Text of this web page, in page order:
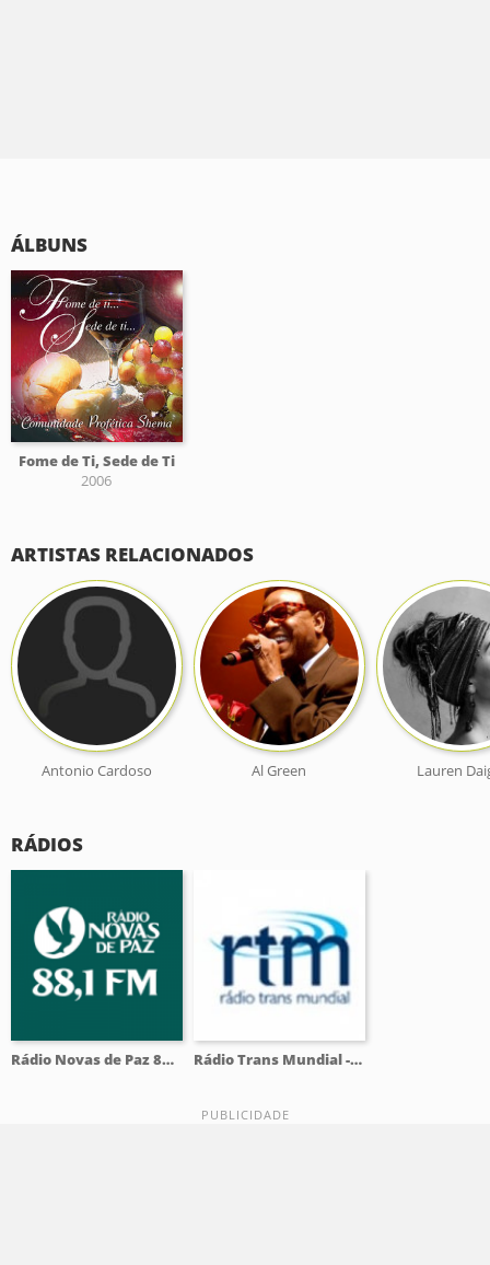
ÁLBUNS
Fome de Ti, Sede de Ti
2006
ARTISTAS RELACIONADOS
Antonio Cardoso Al Green Lauren
RÁDIOS
Rádio Novas de Paz 88.1 FM Rádio Trans Mundial - RTM